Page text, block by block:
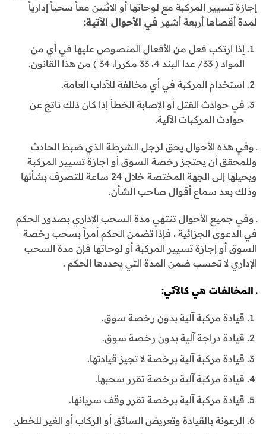
إجازة تسيير المركبة مع لوحاتها أو الاثنين معاً سحباً إدارياً
لمدة أقصاها أربعة أشهر في الأحوال الآتية:
إذا ارتكب فعل من الأفعال المنصوص عليها في أي من
المواد ( 33/ عدا البند 4، 33 مكررا، 34 ) من هذا القانون.
استخدام المركبة في أي مخالفة للآداب العامة.
في حوادث القتل أو الإصابة الخطأ إذا كان ذلك ناتج عن
حوادث المركبات الآلية.
ـ وفي هذه الأحوال يحق لرجل الشرطة الذي ضبط الحادث
وللمحقق أن يحتجز رخصة السوق أو إجازة تسيير المركبة
ويحيلها إلى الجهة المختصة خلال 24 ساعة للتصرف بشأنها
وذلك بعد سماع أقوال صاحب الشأن.
ـ وفي جميع الأحوال تنتهي مدة السحب الإداري بصدور الحكم
في الدعوى الجزائية ، فإذا تضمن الحكم أمراً بسحب رخصة
السوق أو إجازة تسيير المركبة أو لوحاتها فإن مدة السحب
الإداري لا تحسب ضمن المدة التي يحددها الحكم .
ـ المخالفات هي كالآتي:
قيادة مركبة آلية بدون رخصة سوق.
قيادة دراجة آلية بدون رخصة سوق.
قيادة مركبة آلية برخصة لا تجيز قيادتها.
قيادة مركبة آلية برخصة تقرر سحبها.
قيادة مركبة آلية برخصة تقرر وقف سريانها.
الرعونة بالقيادة وتعريض السائق أو الركاب أو الغير للخطر.